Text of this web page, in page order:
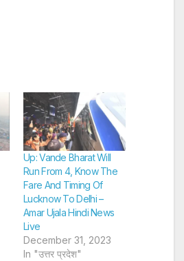
Up: Vande Bharat Will
Run From 4, Know The
Fare And Timing Of
Lucknow To Delhi –
Amar Ujala Hindi News
Live
December 31, 2023
In "उत्तर प्रदेश"